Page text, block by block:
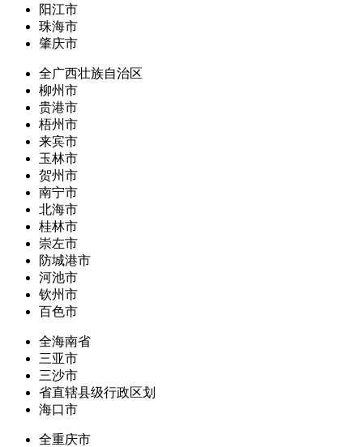
阳江市
珠海市
肇庆市
全广西壮族自治区
柳州市
贵港市
梧州市
来宾市
玉林市
贺州市
南宁市
北海市
桂林市
崇左市
防城港市
河池市
钦州市
百色市
全海南省
三亚市
三沙市
省直辖县级行政区划
海口市
全重庆市